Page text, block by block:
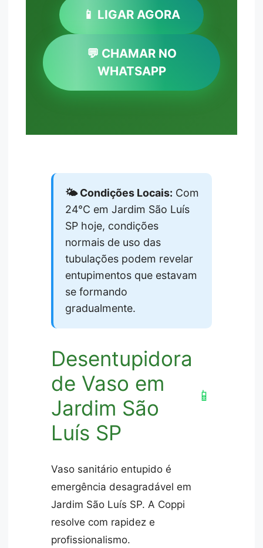
📱 LIGAR AGORA
💬 CHAMAR NO
WHATSAPP
🌤️ Condições Locais: Com
24°C em Jardim São Luís
SP hoje, condições
normais de uso das
tubulações podem revelar
entupimentos que estavam
se formando
gradualmente.
Desentupidora
de Vaso em
Jardim São
Luís SP
📱
Vaso sanitário entupido é
emergência desagradável em
Jardim São Luís SP. A Coppi
resolve com rapidez e
profissionalismo.